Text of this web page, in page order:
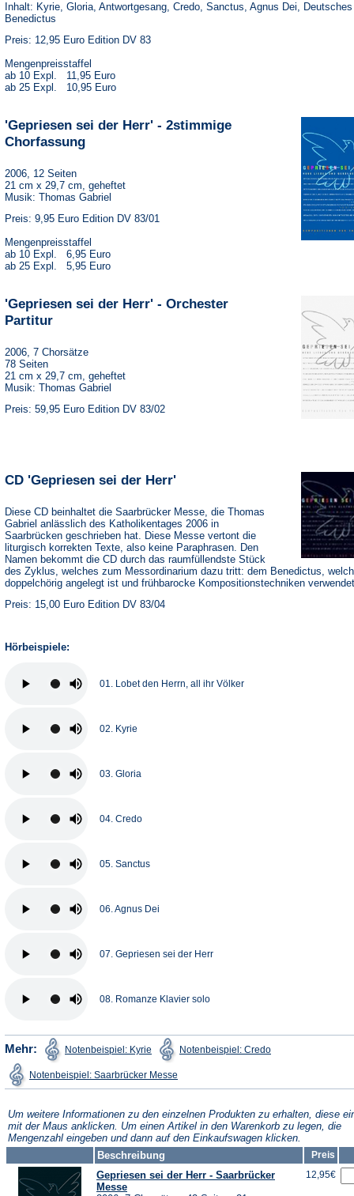
Inhalt: Kyrie, Gloria, Antwortgesang, Credo, Sanctus, Agnus Dei, Deutsches
Benedictus
Preis: 12,95 Euro Edition DV 83
Mengenpreisstaffel
ab 10 Expl. 11,95 Euro
ab 25 Expl. 10,95 Euro
'Gepriesen sei der Herr' - 2stimmige
Chorfassung
2006, 12 Seiten
21 cm x 29,7 cm, geheftet
Musik: Thomas Gabriel
Preis: 9,95 Euro Edition DV 83/01
Mengenpreisstaffel
ab 10 Expl. 6,95 Euro
ab 25 Expl. 5,95 Euro
'Gepriesen sei der Herr' - Orchester
Partitur
2006, 7 Chorsätze
78 Seiten
21 cm x 29,7 cm, geheftet
Musik: Thomas Gabriel
Preis: 59,95 Euro Edition DV 83/02
CD 'Gepriesen sei der Herr'
Diese CD beinhaltet die Saarbrücker Messe, die Thomas
Gabriel anlässlich des Katholikentages 2006 in
Saarbrücken geschrieben hat. Diese Messe vertont die
liturgisch korrekten Texte, also keine Paraphrasen. Den
Namen bekommt die CD durch das raumfüllendste Stück
des Zyklus, welches zum Messordinarium dazu tritt: dem Benedictus,
doppelchörig angelegt ist und frühbarocke Kompositionstechniken
Preis: 15,00 Euro Edition DV 83/04
Hörbeispiele:
01. Lobet den Herrn, all ihr Völker
02. Kyrie
03. Gloria
04. Credo
05. Sanctus
06. Agnus Dei
07. Gepriesen sei der Herr
08. Romanze Klavier solo
Mehr: Notenbeispiel: Kyrie
(Öffnet
in
einem
neuen
Tab)
Notenbeispiel: Credoin
Tab)
Notenbeispiel: Saarbrücker Messein
einem
Tab)
Um weitere Informationen zu den einzelnen Produkten zu erhalten, diese
mit der Maus anklicken. Um einen Artikel in den Warenkorb zu legen, die
Mengenzahl eingeben und dann auf den Einkaufswagen klicken.
Beschreibung
Preis
Gepriesen sei der Herr - Saarbrücker
Messe
12,95€